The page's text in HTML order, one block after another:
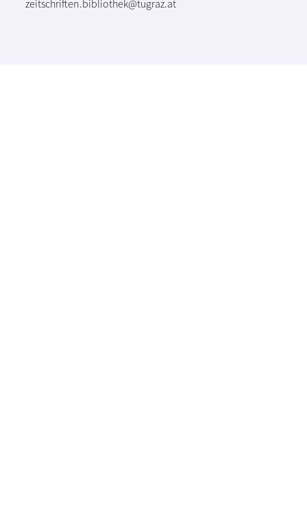
zeitschriften.bibliothek@tugraz.at